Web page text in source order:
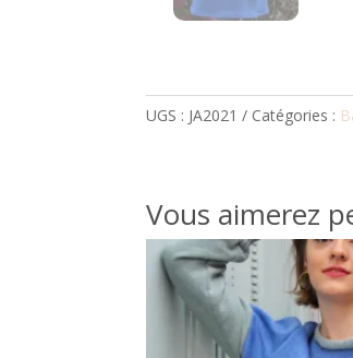
UGS : JA2021 Catégories :
Vous aimerez